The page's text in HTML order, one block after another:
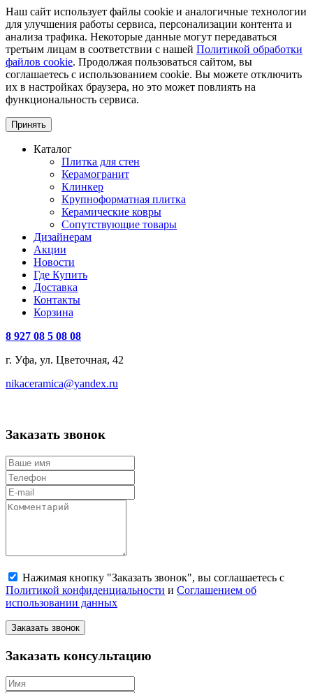
Наш сайт использует файлы cookie и аналогичные технологии
для улучшения работы сервиса, персонализации контента и
анализа трафика. Некоторые данные могут передаваться
третьим лицам в соответствии с нашей Политикой обработки
файлов cookie. Продолжая пользоваться сайтом, вы
соглашаетесь с использованием cookie. Вы можете отключить
их в настройках браузера, но это может повлиять на
функциональность сервиса.
Принять
Каталог
Плитка для стен
Керамогранит
Клинкер
Крупноформатная плитка
Керамические ковры
Сопутствующие товары
Дизайнерам
Акции
Новости
Где Купить
Доставка
Контакты
Корзина
8 927 08 5 08 08
г. Уфа, ул. Цветочная, 42
nikaceramica@yandex.ru
Заказать звонок
Нажимая кнопку "Заказать звонок", вы соглашаетесь с
Политикой конфиденциальности и Соглашением об
использовании данных
Заказать звонок
Заказать консультацию